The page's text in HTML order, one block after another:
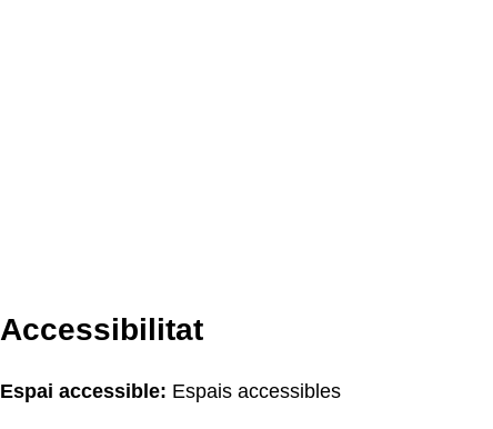
Accessibilitat
Espai accessible: Espais accessibles